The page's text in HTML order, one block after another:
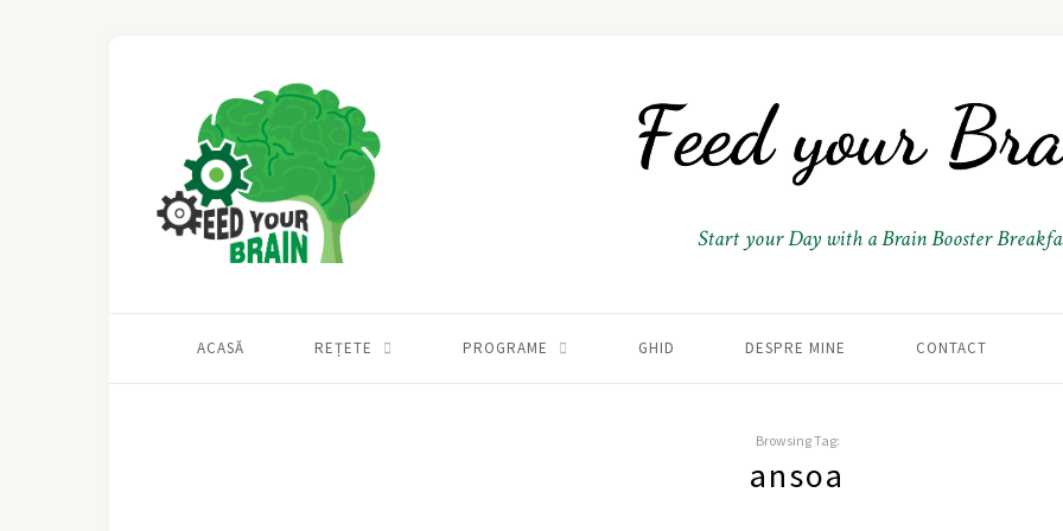
Start your Day with a Brain Booster
ACASĂ REȚETE PROGRAME GHID DESPRE MINE CONTACT
Browsing Tag:
ansoa